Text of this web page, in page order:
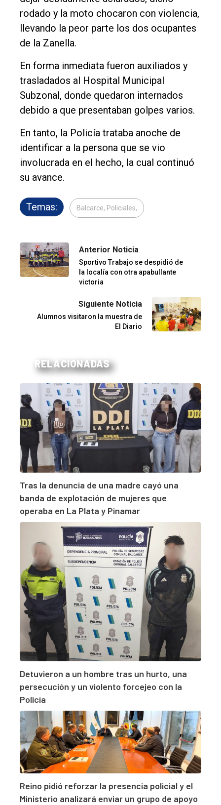
rodado y la moto chocaron con violencia,
llevando la peor parte los dos ocupantes
de la Zanella.
En forma inmediata fueron auxiliados y
trasladados al Hospital Municipal
Subzonal, donde quedaron internados
debido a que presentaban golpes varios.
En tanto, la Policía trataba anoche de
identificar a la persona que se vio
involucrada en el hecho, la cual continuó
su avance.
Temas: Balcarce, Policiales,
Anterior Noticia
Sportivo Trabajo se despidió de
la localía con otra apabullante
victoria
Siguiente Noticia
Alumnos visitaron la muestra de
El Diario
RELACIONADAS
Tras la denuncia de una madre cayó una
banda de explotación de mujeres que
operaba en La Plata y Pinamar
Detuvieron a un hombre tras un hurto, una
persecución y un violento forcejeo con la
Policía
Reino pidió reforzar la presencia policial y el
Ministerio analizará enviar un grupo de apoyo